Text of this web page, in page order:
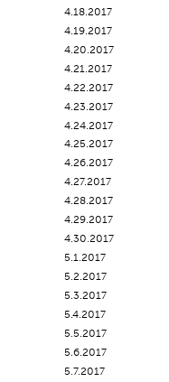
4.18.2017
4.19.2017
4.20.2017
4.21.2017
4.22.2017
4.23.2017
4.24.2017
4.25.2017
4.26.2017
4.27.2017
4.28.2017
4.29.2017
4.30.2017
5.1.2017
5.2.2017
5.3.2017
5.4.2017
5.5.2017
5.6.2017
5.7.2017